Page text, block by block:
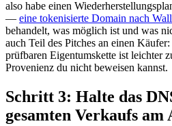
also habe einen
— eine tokenisierte Domain nach
behandelt, was möglich ist und was
auch Teil des Pitches an einen
prüfbaren Eigentumskette ist leichter
Provenienz du nicht beweisen kannst.
Schritt 3: Halte das
gesamten Verkaufs am